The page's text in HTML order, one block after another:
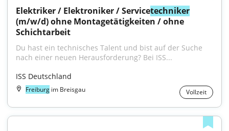
Elektriker / Elektroniker / Servicetechniker
(m/w/d) ohne Montagetätigkeiten / ohne
Schichtarbeit
Du hast ein technisches Talent und bist auf der Suche
nach einer neuen Herausforderung? Bei ISS...
ISS Deutschland
Freiburg im Breisgau Vollzeit